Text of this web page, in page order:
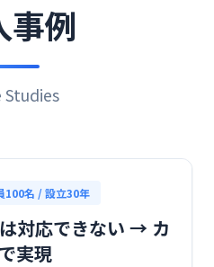
事例
Studies
100名 / 設立30年
対応できない → カ
実現